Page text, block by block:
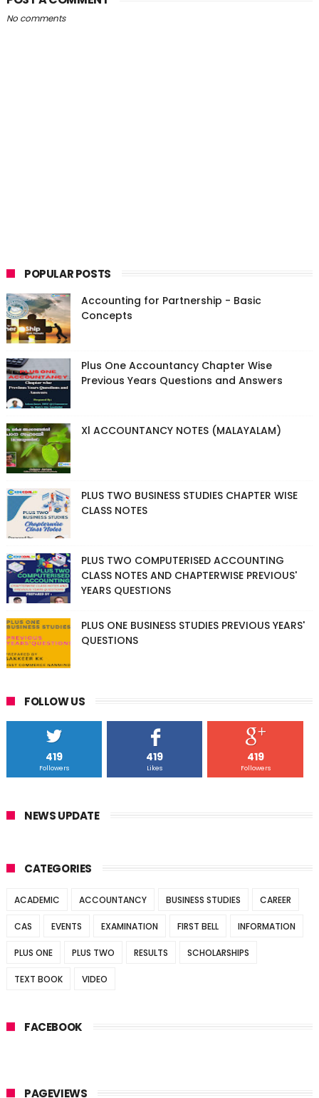
No comments
POPULAR POSTS
Accounting for Partnership - Basic
Concepts
Plus One Accountancy Chapter Wise
Previous Years Questions and Answers
Xl ACCOUNTANCY NOTES (MALAYALAM)
PLUS TWO BUSINESS STUDIES CHAPTER WISE
CLASS NOTES
PLUS TWO COMPUTERISED ACCOUNTING
CLASS NOTES AND CHAPTERWISE PREVIOUS'
YEARS QUESTIONS
PLUS ONE BUSINESS STUDIES PREVIOUS YEARS'
QUESTIONS
FOLLOW US
419
Followers
419
Likes
419
Followers
NEWS UPDATE
CATEGORIES
ACADEMIC ACCOUNTANCY BUSINESS STUDIES CAREER
CAS EVENTS EXAMINATION FIRST BELL INFORMATION
PLUS ONE PLUS TWO RESULTS SCHOLARSHIPS
TEXT BOOK VIDEO
FACEBOOK
PAGEVIEWS